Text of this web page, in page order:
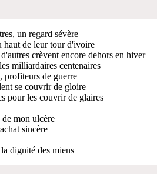
un regard sévère
haut de leur tour d'ivoire
crèvent encore dehors en hiver
milliardaires centenaires
profiteurs de guerre
se couvrir de gloire
pour les couvrir de glaires
mon ulcère
sincère
dignité des miens